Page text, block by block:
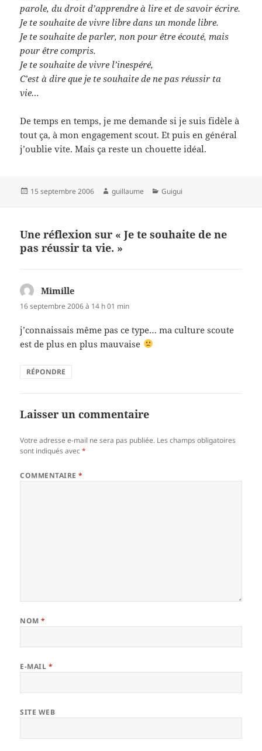
parole, du droit d’apprendre à lire et de savoir écrire.
Je te souhaite de vivre libre dans un monde libre.
Je te souhaite de parler, non pour être écouté, mais
pour être compris.
Je te souhaite de vivre l’inespéré,
C’est à dire que je te souhaite de ne pas réussir ta
vie…
De temps en temps, je me demande si je suis fidèle à
tout ça, à mon engagement scout. Et puis en général
j’oublie vite. Mais ça reste un chouette idéal.
Publié
15 septembre 2006 Auteur
guillaume Catégories
Guigui
Une réflexion sur « Je te souhaite de ne
pas réussir ta vie. »
Mimille
16 septembre 2006 à 14 h 01 min
j’connaissais même pas ce type… ma culture scoute
est de plus en plus mauvaise
RÉPONDRE
Laisser un commentaire
Votre adresse e-mail ne sera pas publiée. Les champs obligatoires
sont indiqués avec*
COMMENTAIRE*
NOM*
E-MAIL *
SITE WEB